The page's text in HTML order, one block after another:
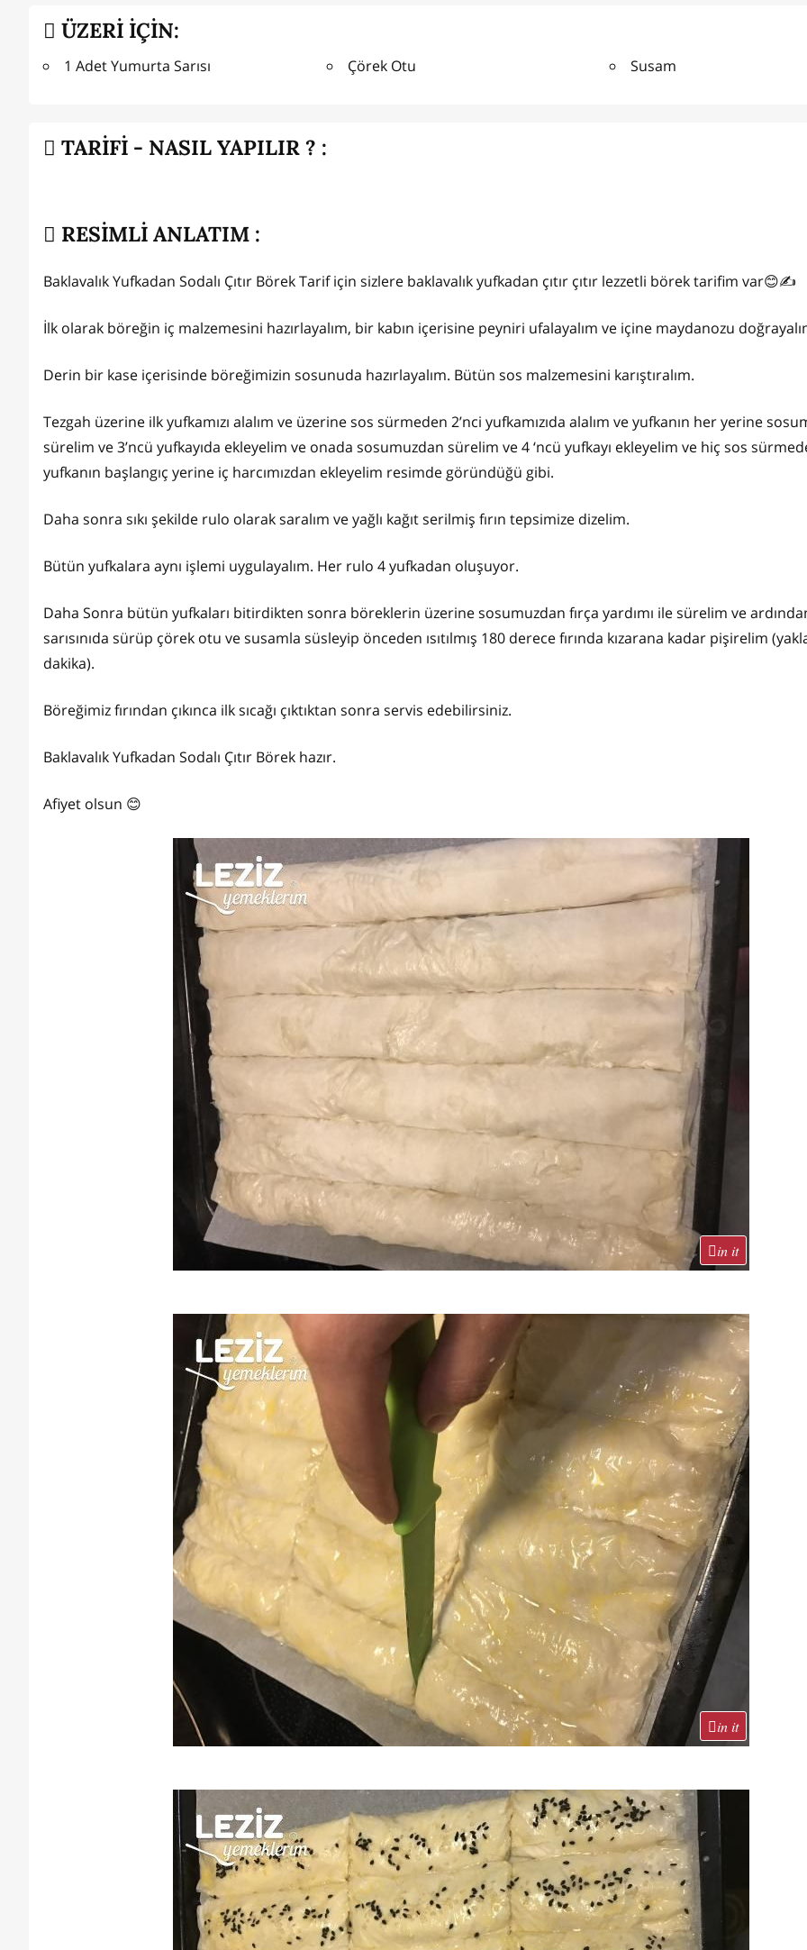
ÜZERİ İÇİN:
1 Adet Yumurta Sarısı Çörek Otu Susam
TARİFİ - NASIL YAPILIR ? :
RESİMLİ ANLATIM :
Baklavalık Yufkadan Sodalı Çıtır Börek Tarif için sizlere baklavalık yufkadan çıtır çıtır lezzetli börek tarifim var😊✍️
İlk olarak böreğin iç malzemesini hazırlayalım, bir kabın içerisine peyniri ufalayalım ve içine maydanozu
Derin bir kase içerisinde böreğimizin sosunuda hazırlayalım. Bütün sos malzemesini karıştıralım.
Tezgah üzerine ilk yufkamızı alalım ve üzerine sos sürmeden 2’nci yufkamızıda alalım ve yufkanın her yerine
sürelim ve 3’ncü yufkayıda ekleyelim ve onada sosumuzdan sürelim ve 4 ‘ncü yufkayı ekleyelim ve hiç sos
yufkanın başlangıç yerine iç harcımızdan ekleyelim resimde göründüğü gibi.
Daha sonra sıkı şekilde rulo olarak saralım ve yağlı kağıt serilmiş fırın tepsimize dizelim.
Bütün yufkalara aynı işlemi uygulayalım. Her rulo 4 yufkadan oluşuyor.
Daha Sonra bütün yufkaları bitirdikten sonra böreklerin üzerine sosumuzdan fırça yardımı ile sürelim ve
sarısınıda sürüp çörek otu ve susamla süsleyip önceden ısıtılmış 180 derece fırında kızarana kadar pişirelim
dakika).
Böreğimiz fırından çıkınca ilk sıcağı çıktıktan sonra servis edebilirsiniz.
Baklavalık Yufkadan Sodalı Çıtır Börek hazır.
Afiyet olsun 😊
in it
in it